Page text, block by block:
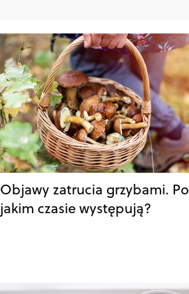
Objawy zatrucia grzybami. Po
jakim czasie występują?